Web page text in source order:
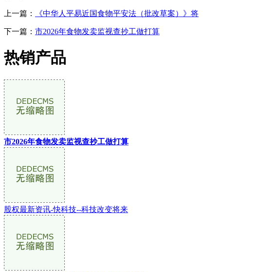
上一篇： 《中华人平易近国食物平安法（批改草案）》将
下一篇： 市2026年食物发卖监视查抄工做打算
热销产品
市2026年食物发卖监视查抄工做打算
股权最新资讯-快科技--科技改变将来